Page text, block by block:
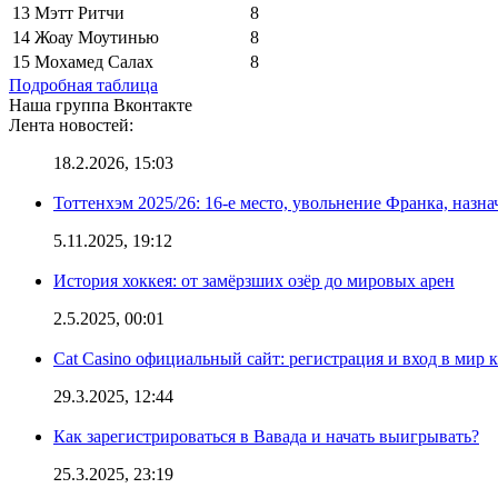
13 Мэтт Ритчи
8
14 Жоау Моутинью
8
15 Мохамед Салах
8
Подробная таблица
Наша группа Вконтакте
Лента новостей:
18.2.2026, 15:03
Тоттенхэм 2025/26: 16-е место, увольнение Франка,
5.11.2025, 19:12
История хоккея: от замёрзших озёр до мировых арен
2.5.2025, 00:01
Cat Casino официальный сайт: регистрация и вход в мир
29.3.2025, 12:44
Как зарегистрироваться в Вавада и начать выигрывать?
25.3.2025, 23:19